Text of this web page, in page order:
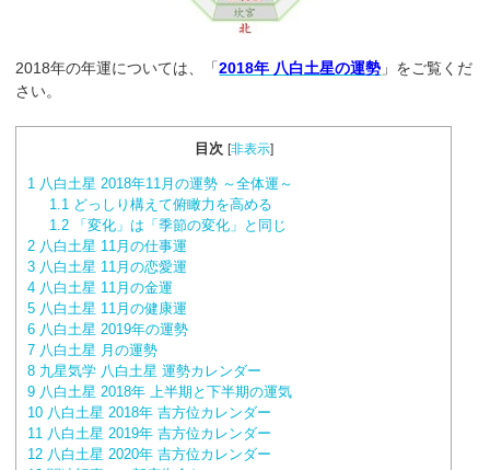
2018年の年運については、「2018年 八白土星の運勢 」をご覧くだ
さい。
目次 [非表示]
1 八白土星 2018年11月の運勢 ～全体運～
1.1 どっしり構えて俯瞰力を高める
1.2 「変化」は「季節の変化」と同じ
2 八白土星 11月の仕事運
3 八白土星 11月の恋愛運
4 八白土星 11月の金運
5 八白土星 11月の健康運
6 八白土星 2019年の運勢
7 八白土星 月の運勢
8 九星気学 八白土星 運勢カレンダー
9 八白土星 2018年 上半期と下半期の運気
10 八白土星 2018年 吉方位カレンダー
11 八白土星 2019年 吉方位カレンダー
12 八白土星 2020年 吉方位カレンダー